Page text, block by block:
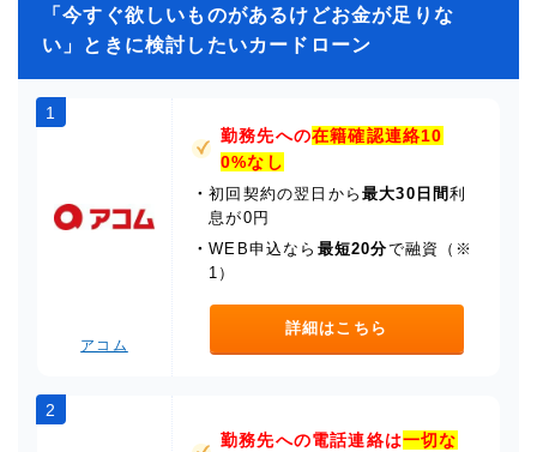
「今すぐ欲しいものがあるけどお金が足りな
い」ときに検討したいカードローン
1
アコム
勤務先への在籍確認連絡10
0%なし
・初回契約の翌日から最大30日間利
息が0円
・WEB申込なら 最短20分で融資（※
1）
詳細はこちら
2
勤務先への電話連絡は一切な